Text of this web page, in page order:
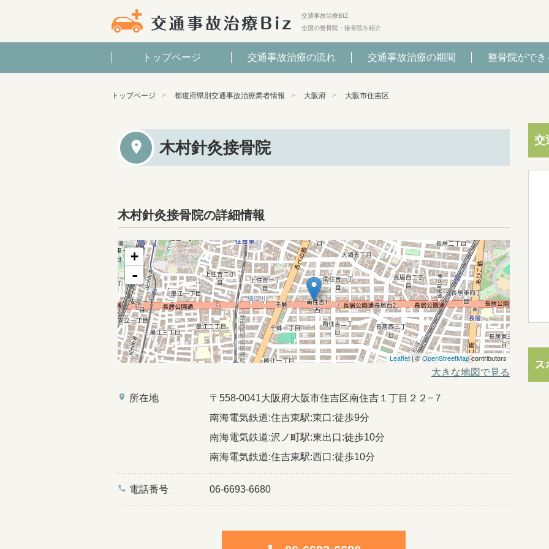
交通事故治療BIZ
全国の整骨院・接骨院を紹介
トップページ 交通事故治療の流れ 交通事故治療の期間 整骨院ができ
トップページ 都道府県別交通事故治療業者情報 大阪府 大阪市住吉区
木村針灸接骨院
木村針灸接骨院の詳細情報
+
-
Leaflet| ©OpenStreetMapcontributors
大きな地図で見る
place 所在地
〒558-0041大阪府大阪市住吉区南住吉１丁目２２−７
南海電気鉄道:住吉東駅:東口:徒歩9分
南海電気鉄道:沢ノ町駅:東出口:徒歩10分
南海電気鉄道:住吉東駅:西口:徒歩10分
phone 電話番号 06-6693-6680
交
ス